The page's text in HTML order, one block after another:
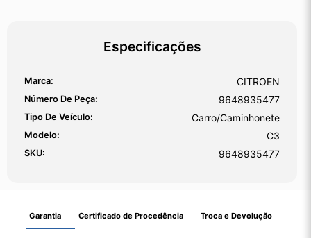
Especificações
Marca: CITROEN
Número De Peça: 9648935477
Tipo De Veículo: Carro/Caminhonete
Modelo: C3
SKU: 9648935477
Garantia Certificado de Procedência Troca e Devolução